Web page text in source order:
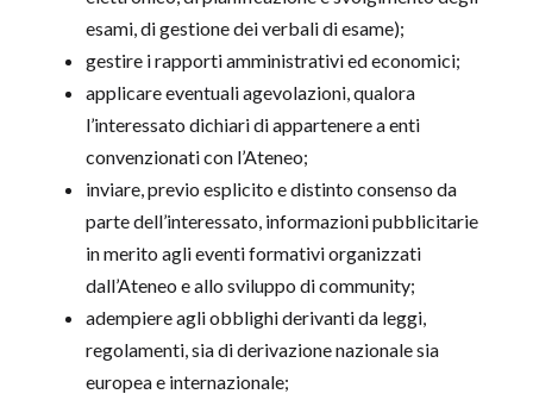
esami, di gestione dei verbali di esame);
gestire i rapporti amministrativi ed economici;
applicare eventuali agevolazioni, qualora
l’interessato dichiari di appartenere a enti
convenzionati con l’Ateneo;
inviare, previo esplicito e distinto consenso da
parte dell’interessato, informazioni pubblicitarie
in merito agli eventi formativi organizzati
dall’Ateneo e allo sviluppo di community;
adempiere agli obblighi derivanti da leggi,
regolamenti, sia di derivazione nazionale sia
europea e internazionale;